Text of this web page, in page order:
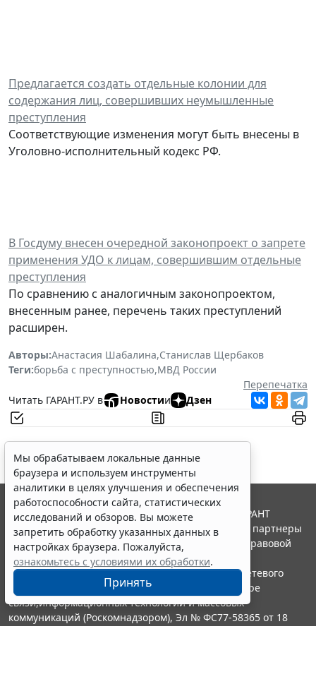
Предлагается создать отдельные колонии для
содержания лиц, совершивших неумышленные
преступления
Соответствующие изменения могут быть внесены в
Уголовно-исполнительный кодекс РФ.
В Госдуму внесен очередной законопроект о запрете
применения УДО к лицам, совершившим отдельные
преступления
По сравнению с аналогичным законопроектом,
внесенным ранее, перечень таких преступлений
расширен.
Авторы:Анастасия Шабалина,Станислав Щербаков
Теги:борьба с преступностью,МВД России
Перепечатка
Читать ГАРАНТ.РУ в
Новостии Дзен
Мы обрабатываем локальные данные
браузера и используем инструменты
аналитики в целях улучшения и обеспечения
работоспособности сайта, статистических
исследований и обзоров. Вы можете
запретить обработку указанных данных в
настройках браузера. Пожалуйста,
ознакомьтесь с условиями их обработки.
Принять
© ООО "НПП "ГАРАНТ-СЕРВИС", 2026. Система ГАРАНТ
выпускается с 1990 года. Компания "Гарант" и ее партнеры
являются участниками Российской ассоциации правовой
информации ГАРАНТ.
Портал ГАРАНТ.РУ зарегистрирован в качестве сетевого
издания Федеральной службой по надзору в сфере
связи,информационных технологий и массовых
коммуникаций (Роскомнадзором), Эл № ФС77-58365 от 18